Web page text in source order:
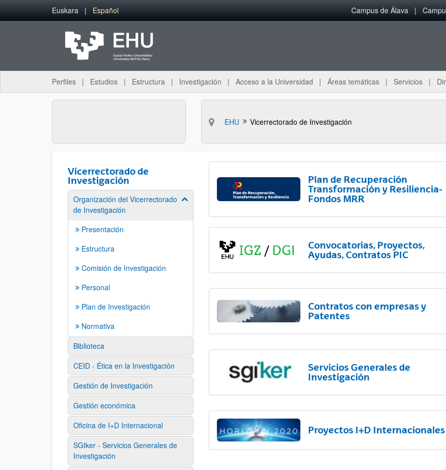
Saltar al contenido principal
Euskara Español Campus de Álava
Perfiles Estudios Estructura Investigación Acceso a la Universidad Áreas temáticas Servicios
EHU Vicerrectorado de Investigación
Vicerrectorado de
Investigación
Organización del Vicerrectorado
de Investigación
Mostrar/ocultar subpáginas
Presentación
Estructura
Comisión de Investigación
Personal
Plan de Investigación
Normativa
Biblioteca
CEID - Ética en la Investigación
Gestión de Investigación
Gestión económica
Oficina de I+D Internacional
SGIker - Servicios Generales de
Investigación
Plan de Recuperación
Transformación y Resiliencia-
Fondos MRR
Convocatorias, Proyectos,
Ayudas, Contratos PIC
Contratos con empresas y
Patentes
Servicios Generales de
Investigación
Proyectos I+D Internacionales